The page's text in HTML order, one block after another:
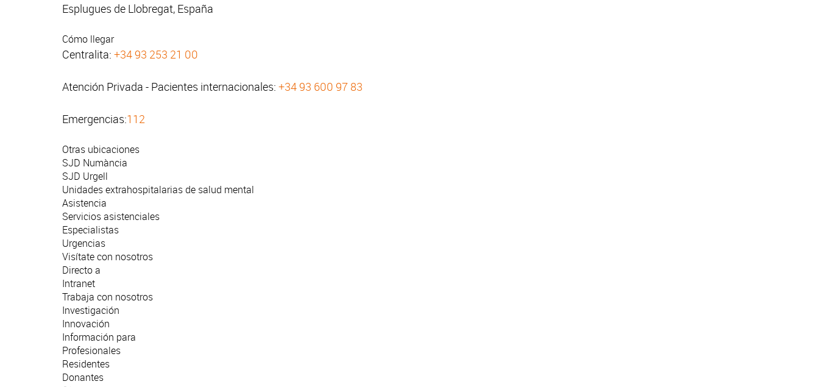
Esplugues de Llobregat, España
Cómo llegar
Centralita: +34 93 253 21 00
Atención Privada - Pacientes internacionales: +34 93 600 97 83
Emergencias:112
Otras ubicaciones
SJD Numància
SJD Urgell
Unidades extrahospitalarias de salud mental
Asistencia
Servicios asistenciales
Especialistas
Urgencias
Visítate con nosotros
Directo a
Intranet
Trabaja con nosotros
Investigación
Innovación
Información para
Profesionales
Residentes
Donantes